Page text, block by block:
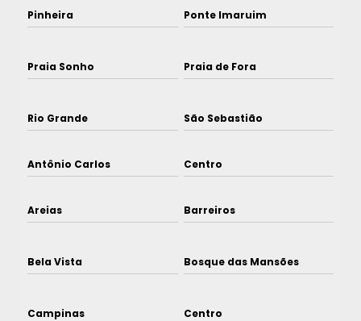
Pinheira Ponte Imaruim
Praia Sonho Praia de Fora
Rio Grande São Sebastião
Antônio Carlos Centro
Areias Barreiros
Bela Vista Bosque das Mansões
Campinas Centro